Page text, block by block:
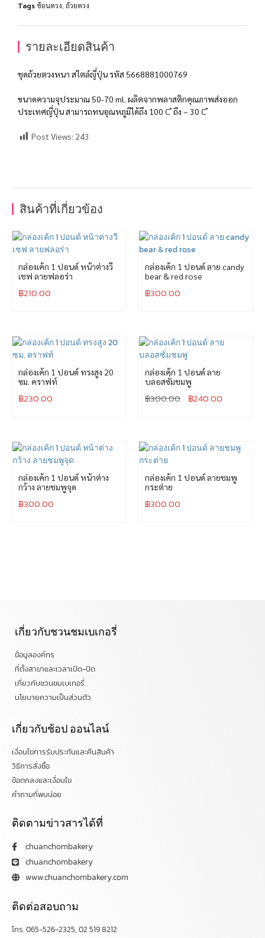
Tags ช้อนตวง ถ้วยตวง
รายละเอียดสินค้า
ชุดถ้วยตวงหนา สไตล์ญี่ปุ่น รหัส 5668881000769
ขนาดความจุประมาณ 50-70 ml. ผลิตจากพลาสติกคุณภาพส่งออก
ประเทศญี่ปุ่น สามารถทนอุณหภูมิได้ถึง 100 C ํ ถึง – 30 C ํ
Post Views: 243
สินค้าที่เกี่ยวข้อง
กล่องเค้ก 1 ปอนด์ หน้าต่างวี
เชฟ ลายฟลอร่า
฿210.00
กล่องเค้ก 1 ปอนด์ ลาย candy
bear & red rose
฿300.00
กล่องเค้ก 1 ปอนด์ ทรงสูง 20
ซม. คราฟท์
฿230.00
กล่องเค้ก 1 ปอนด์ ลาย
บลอสซั่มชมพู
฿300.00 ฿240.00
กล่องเค้ก 1 ปอนด์ หน้าต่าง
กว้าง ลายชมพูจุด
฿300.00
กล่องเค้ก 1 ปอนด์ ลายชมพู
กระต่าย
฿300.00
เกี่ยวกับชวนชมเบเกอรี่
ข้อมูลองค์กร
ที่ตั้งสาขาและเวลาเปิด-ปิด
เกี่ยวกับชวนชมเบเกอรี่
นโยบายความเป็นส่วนตัว
เกี่ยวกับช้อป ออนไลน์
เงื่อนไขการรับประกันและคืนสินค้า
วิธีการสั่งซื้อ
ข้อตกลงและเงื่อนไข
คำถามที่พบบ่อย
ติดตามข่าวสารได้ที่
chuanchombakery
chuanchombakery
www.chuanchombakery.com
ติดต่อสอบถาม
โทร. 065-526-2325, 02 519 8212